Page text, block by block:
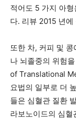
적어도 5 가지 아
다. 리뷰 2015 년에
또한 차, 커피 및
나 뇌졸중의 위험
of Translational
요법의 일부로 더
들은 심혈관 질환
라보노이드의 심